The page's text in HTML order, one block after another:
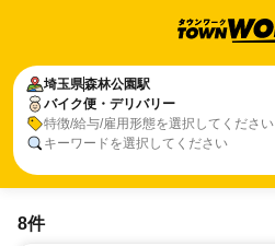
埼玉県森林公園駅
バイク便・デリバリー
特徴/給与/雇用形態を選択してください
キーワードを選択してください
8件